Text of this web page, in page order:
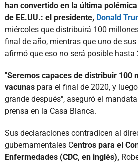
han convertido en la última
de EE.UU.: el presidente, Donald
miércoles que distribuirá 100
final de año, mientras que uno de
afirmó que eso no será posible hasta
"Seremos capaces de distribuir 100
vacunas para el final de 2020, y
grande después", aseguró el
prensa en la Casa Blanca.
Sus declaraciones contradicen al
gubernamentales Centros para el
Enfermedades (CDC, en inglés),